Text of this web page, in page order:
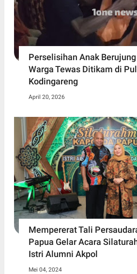
Perselisihan Anak
Warga Tewas Ditikam di
Kodingareng
April 20, 2026
Mempererat Tali
Papua Gelar Acara
Istri Alumni Akpol
Mei 04, 2024